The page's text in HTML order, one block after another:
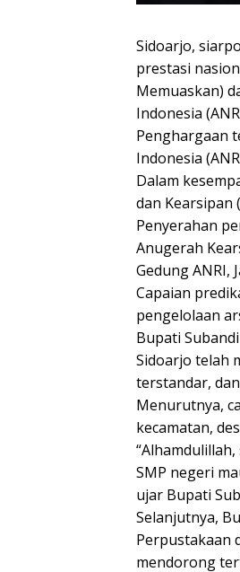
Sidoarjo,
prestasi
Memuaskan)
Indonesia
Penghargaan
Indonesia
Dalam
dan Kearsipan
Penyerahan
Anugerah
Gedung ANRI,
Capaian
pengelolaan
Bupati
Sidoarjo telah
terstandar,
Menurutnya,
kecamatan,
SMP negeri
ujar Bupati
Selanjutnya,
Perpustakaan
mendorong